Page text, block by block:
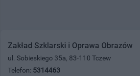
Zakład Szklarski i Oprawa Obrazów
ul. Sobieskiego 35a, 83-110 Tczew
Telefon: 5314463